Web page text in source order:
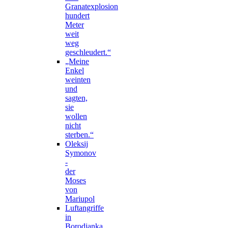
Granatexplosion
hundert
Meter
weit
weg
geschleudert.“
„Meine
Enkel
weinten
und
sagten,
sie
wollen
nicht
sterben.“
Oleksij
Symonov
-
der
Moses
von
Mariupol
Luftangriffe
in
Borodjanka